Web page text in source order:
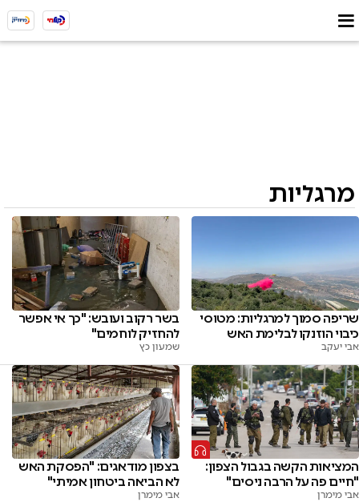
מרגליות
שריפה סמוך למרגליות: מטוסי
כיבוי הוזנקו לבלימת האש
אבי יעקב
בשר רקוב ועובש: "כך אי אפשר
להחזיק לוחמים"
שמעון כץ
המציאות הקשה בגבול הצפון:
"חיים פה על הרבה ניסים"
אבי מימרן
בצפון מודאגים: "הפסקת האש
לא הביאה ביטחון אמיתי"
אבי מימרן